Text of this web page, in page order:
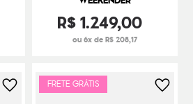
R$1.249,00
ou 6x de R$ 208,17
FRETE GRÁTIS